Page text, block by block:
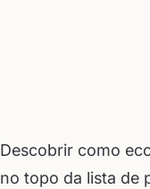
Descobrir como
no topo da lista de